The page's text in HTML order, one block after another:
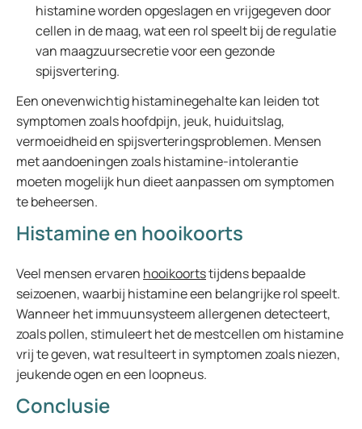
histamine worden opgeslagen en vrijgegeven door
cellen in de maag, wat een rol speelt bij de regulatie
van maagzuursecretie voor een gezonde
spijsvertering.
Een onevenwichtig histaminegehalte kan leiden tot
symptomen zoals hoofdpijn, jeuk, huiduitslag,
vermoeidheid en spijsverteringsproblemen. Mensen
met aandoeningen zoals histamine-intolerantie
moeten mogelijk hun dieet aanpassen om symptomen
te beheersen.
Histamine en hooikoorts
Veel mensen ervaren hooikoortstijdens bepaalde
seizoenen, waarbij histamine een belangrijke rol speelt.
Wanneer het immuunsysteem allergenen detecteert,
zoals pollen, stimuleert het de mestcellen om histamine
vrij te geven, wat resulteert in symptomen zoals niezen,
jeukende ogen en een loopneus.
Conclusie